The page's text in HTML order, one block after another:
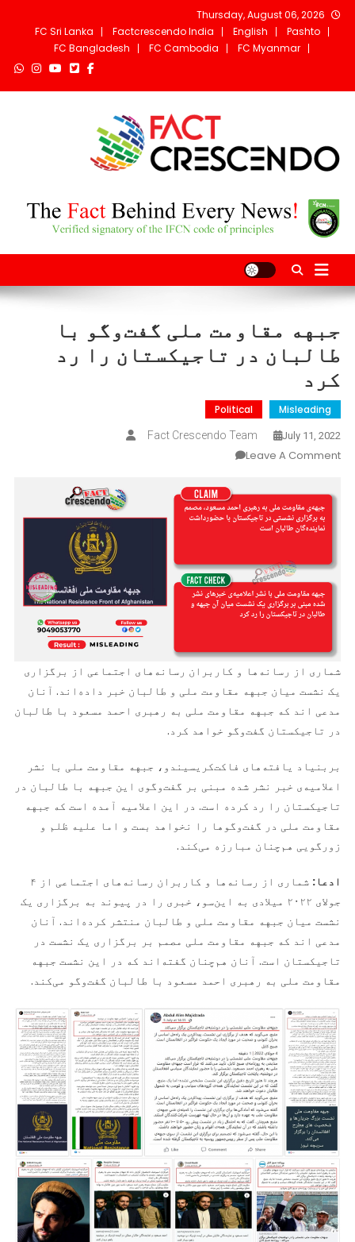
Skip
Thursday, August 06, 2026
Pashto
English
Factcrescendo India
FC Sri Lanka
FC Myanmar
FC Cambodia
FC Bangladesh
Fact Crescendo
Afghanistan
جبهه مقاومت ملی گفت‌وگو با
طالبان در تاجیکستان را رد
کرد
Misleading
Political
July 11, 2022
Fact Crescendo Team
Leave A Comment
مقاومت
ملی
طالبان
در
تاجیکستان
کرد
شماری از رسانه‌ها و کاربران رسانه‌های اجتماعی از برگزاری
یک نشست میان جبهه مقاومت ملی و طالبان خبر داده‌اند. آنان
مدعی اند که جبهه مقاومت ملی به رهبری احمد مسعود با طالبان
در تاجیکستان گفت‌وگو خواهد کرد.
بربنیاد یافته‌های فاکت‌کریسیندو، جبهه مقاومت ملی با نشر
اعلامیه‌ی خبر نشر شده مبنی بر گفت‌وگوی این جبهه با طالبان در
تاجیکستان را رد کرده است. در این اعلامیه آمده است که جبهه
مقاومت ملی در گفت‌وگوها را نخواهد بست و اما علیه ظلم و
زورگویی هم‌چنان مبارزه می‌کند.
ادعا:
شماری از رسانه‌ها و کاربران رسانه‌های اجتماعی از ۴
جولای ۲۰۲۲ میلادی به این‌سو، خبری را در پیوند به برگزاری یک
نشست میان جبهه مقاومت ملی و طالبان منتشر کرده‌اند. آنان
مدعی اند که جبهه مقاومت ملی مصمم بر برگزاری یک نشست در
تاجیکستان است. آنان هم‌چنان گفته‌اند که در این نشست جبهه
مقاومت ملی به رهبری احمد مسعود با طالبان گفت‌وگو می‌کند.